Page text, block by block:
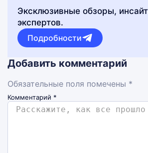
Эксклюзивные обзоры,
экспертов.
Подробности
Добавить комментарий
Обязательные поля помечены *
Комментарий *